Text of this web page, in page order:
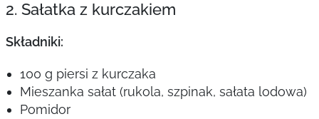
2. Sałatka z kurczakiem
Składniki:
100 g piersi z kurczaka
Mieszanka sałat (rukola, szpinak, sałata lodowa)
Pomidor